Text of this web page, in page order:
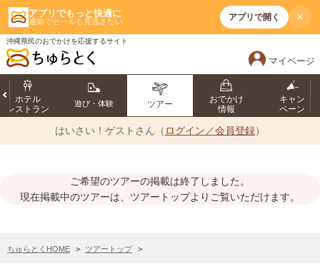
アプリでもっと快適に
通知でセールも見逃さない アプリで開く ×
沖縄県民のおでかけを応援するサイト
マイページ
ホテル
レストラン
遊び・体験 ツアー
おでかけ
情報
キャン
ペーン
はいさい！ ゲストさん（ ログイン／会員登録）
ご希望のツアーの掲載は終了しました。
現在掲載中のツアーは、ツアートップよりご覧いただけます。
ちゅらとくHOME ツアートップ